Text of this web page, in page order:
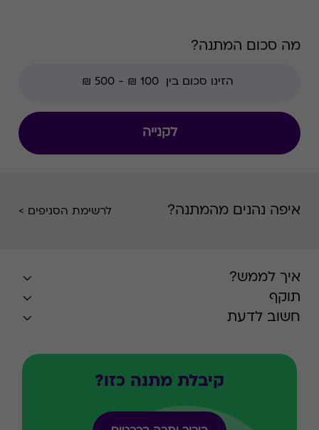
מה סכום המתנה?
לקנייה
איפה נהנים מהמתנה? לרשימת הסניפים >
איך לממש?
תוקף
חשוב לדעת
קיבלת מתנה כזו?